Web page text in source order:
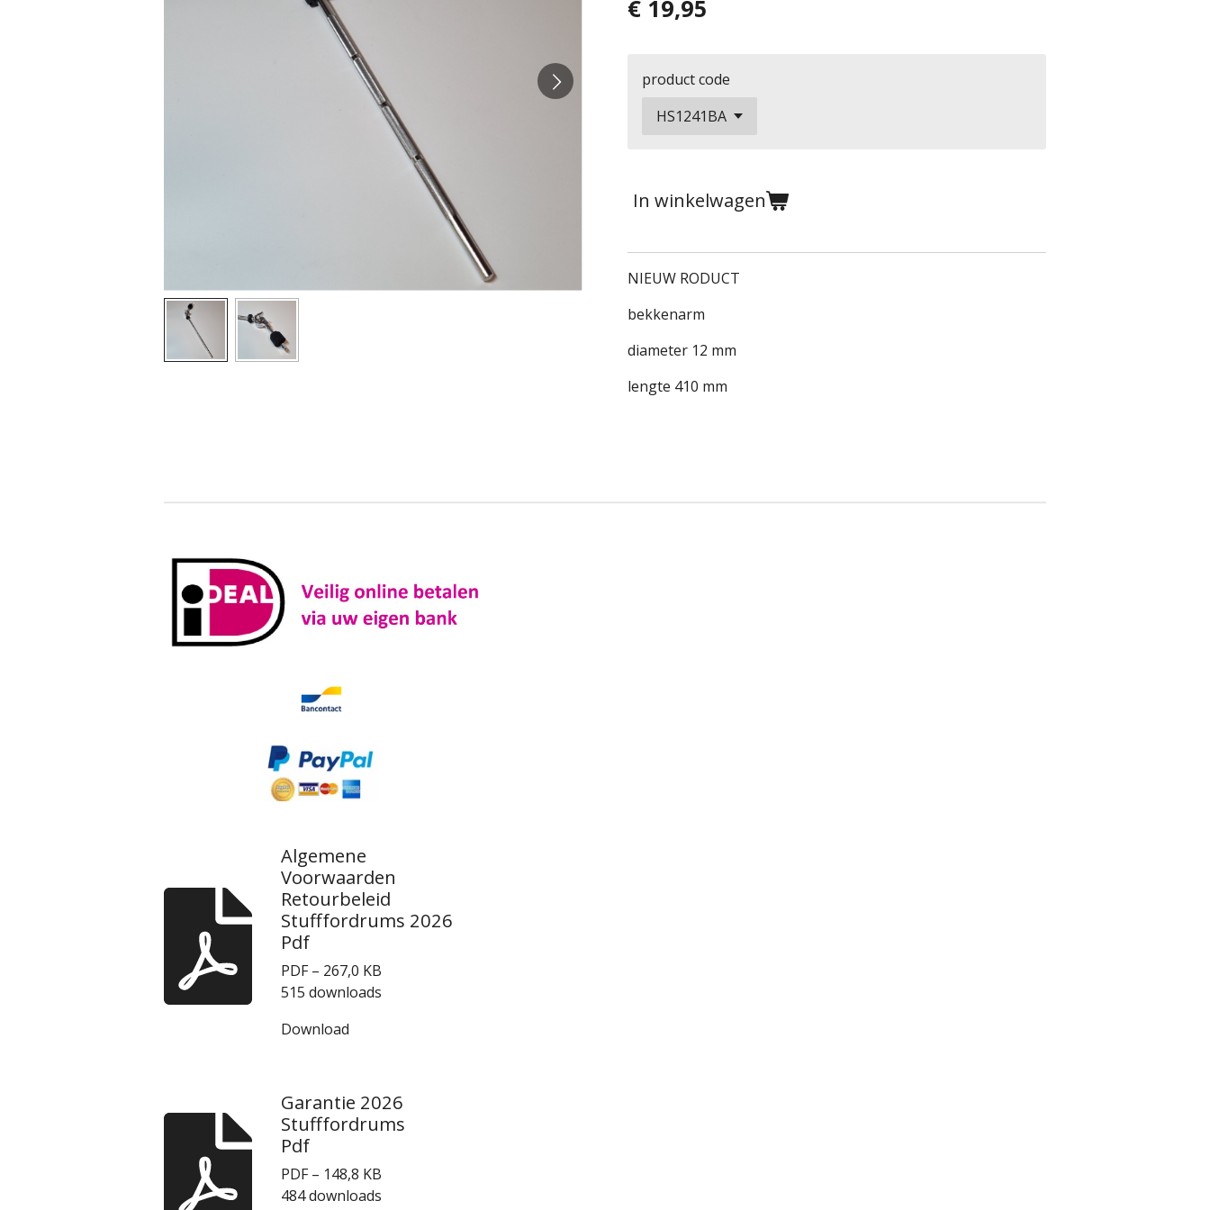
€ 19,95
product code
In winkelwagen
NIEUW RODUCT
bekkenarm
diameter 12 mm
lengte 410 mm
Algemene
Voorwaarden
Retourbeleid
Stufffordrums 2026
Pdf
PDF – 267,0 KB
515 downloads
Download
Garantie 2026
Stufffordrums
Pdf
PDF – 148,8 KB
484 downloads